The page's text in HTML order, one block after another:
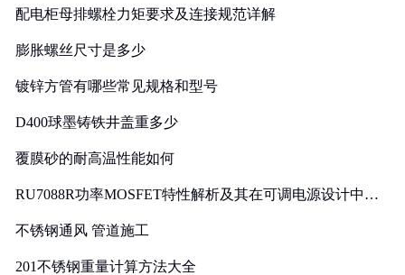
配电柜母排螺栓力矩要求及连接规范详解
膨胀螺丝尺寸是多少
镀锌方管有哪些常见规格和型号
D400球墨铸铁井盖重多少
覆膜砂的耐高温性能如何
RU7088R功率MOSFET特性解析及其在可调电源设计中的
不锈钢通风 管道施工
201不锈钢重量计算方法大全